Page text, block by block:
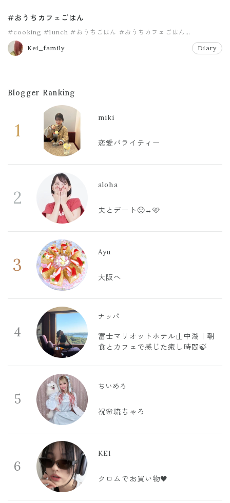
#おうちカフェごはん
#cooking #lunch #おうちごはん #おうちカフェごはん
#おうちランチ
Kei_family
Diary
Blogger Ranking
1
miki
恋愛バライティー
2
aloha
夫とデート🙂‍↔️🩷
3
Ayu
大阪へ
4
ナッパ
富士マリオットホテル山中湖｜朝
食とカフェで感じた癒し時間🍃
5
ちいめろ
祝🌸琉ちゃろ
6
KEI
クロムでお買い物🖤